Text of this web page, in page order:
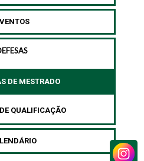
DE MESTRADO
QUALIFICAÇÃO